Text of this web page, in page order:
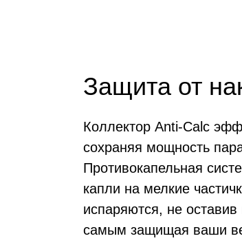
Защита от
Коллектор Anti-Calc
сохраняя мощность
Противокапельная
капли на мелкие
испаряются, не
самым защищая ваши